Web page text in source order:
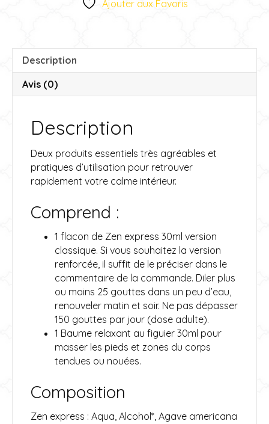
r
t
Ajouter aux Favoris
Description
Avis (0)
Description
Deux produits essentiels très agréables et
pratiques d’utilisation pour retrouver
rapidement votre calme intérieur.
Comprend :
1 flacon de Zen express 30ml version
classique. Si vous souhaitez la version
renforcée, il suffit de le préciser dans le
commentaire de la commande. Diler plus
ou moins 25 gouttes dans un peu d’eau,
renouveler matin et soir. Ne pas dépasser
150 gouttes par jour (dose adulte).
1 Baume relaxant au figuier 30ml pour
masser les pieds et zones du corps
tendues ou nouées.
Composition
Zen express : Aqua, Alcohol*, Agave americana